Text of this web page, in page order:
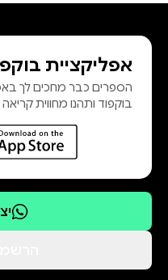
אפליקציית
הספרים כבר מחכים לך
בוקפוד ותהנו מחווית